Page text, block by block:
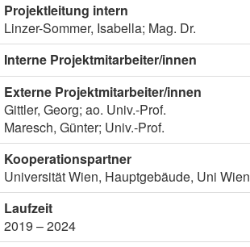
Projektleitung intern
Linzer-Sommer, Isabella; Mag. Dr.
Interne Projektmitarbeiter/innen
Externe Projektmitarbeiter/innen
Gittler, Georg; ao. Univ.-Prof.
Maresch, Günter; Univ.-Prof.
Kooperationspartner
Universität Wien, Hauptgebäude, Uni Wien
Laufzeit
2019 – 2024